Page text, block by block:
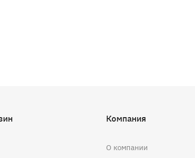
Компания
О компании